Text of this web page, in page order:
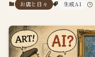
お店と日々 生成AI